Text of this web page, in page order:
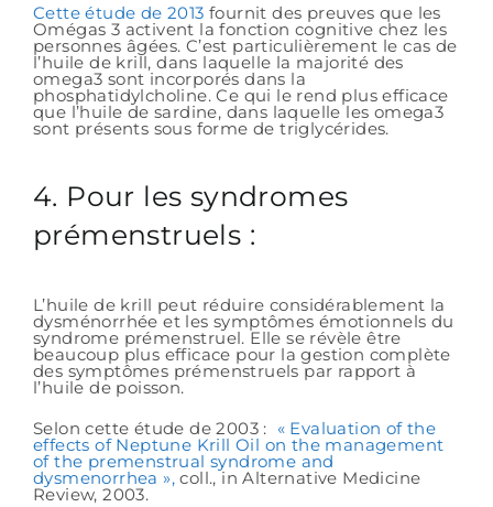
Cette étude de 2013 fournit des preuves que les
Omégas 3 activent la fonction cognitive chez les
personnes âgées. C’est particulièrement le cas de
l’huile de krill, dans laquelle la majorité des
omega3 sont incorporés dans la
phosphatidylcholine. Ce qui le rend plus efficace
que l’huile de sardine, dans laquelle les omega3
sont présents sous forme de triglycérides.
4. Pour les syndromes
prémenstruels :
L’huile de krill peut réduire considérablement la
dysménorrhée et les symptômes émotionnels du
syndrome prémenstruel. Elle se révèle être
beaucoup plus efficace pour la gestion complète
des symptômes prémenstruels par rapport à
l’huile de poisson.
Selon cette étude de 2003 : « Evaluation of the
effects of Neptune Krill Oil on the management
of the premenstrual syndrome and
dysmenorrhea », coll., in Alternative Medicine
Review, 2003.